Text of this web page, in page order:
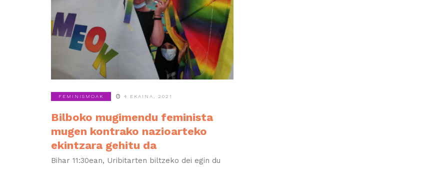
FEMINISMOAK 4 EKAINA, 2021
Bilboko mugimendu feminista
mugen kontrako nazioarteko
ekintzara gehitu da
Bihar 11:30ean, Uribitarten biltzeko dei egin du